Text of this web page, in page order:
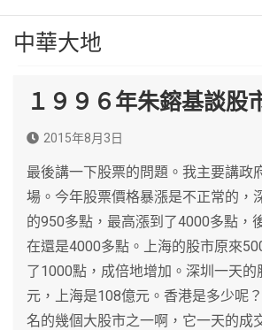
中華大地
１９９６年朱鎔基談股
2015年8月3日
最後講一下股票的問題。我主要講政
場。今年股票價格暴漲是不正常的，
的950多點，最高漲到了4000多點，
在還是4000多點。上海的股市原來
了1000點，成倍地增加。深圳一天
元，上海是108億元。香港是多少呢
名的幾個大股市之一啊，它一天的成